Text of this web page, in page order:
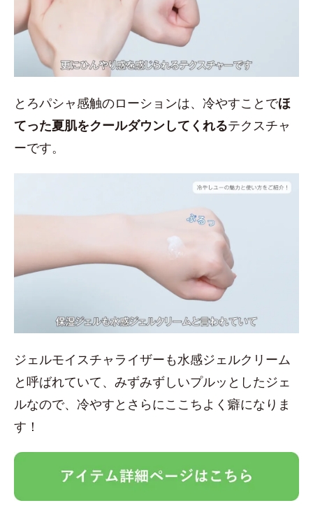
とろパシャ感触のローションは、冷やすことでほ
てった夏肌をクールダウンしてくれるテクスチャ
ーです。
ジェルモイスチャライザーも水感ジェルクリーム
と呼ばれていて、みずみずしいプルッとしたジェ
ルなので、冷やすとさらにここちよく癖になりま
す！